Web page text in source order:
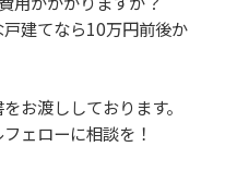
建てなら10万円前後か
お渡ししております。
ェローに相談を！